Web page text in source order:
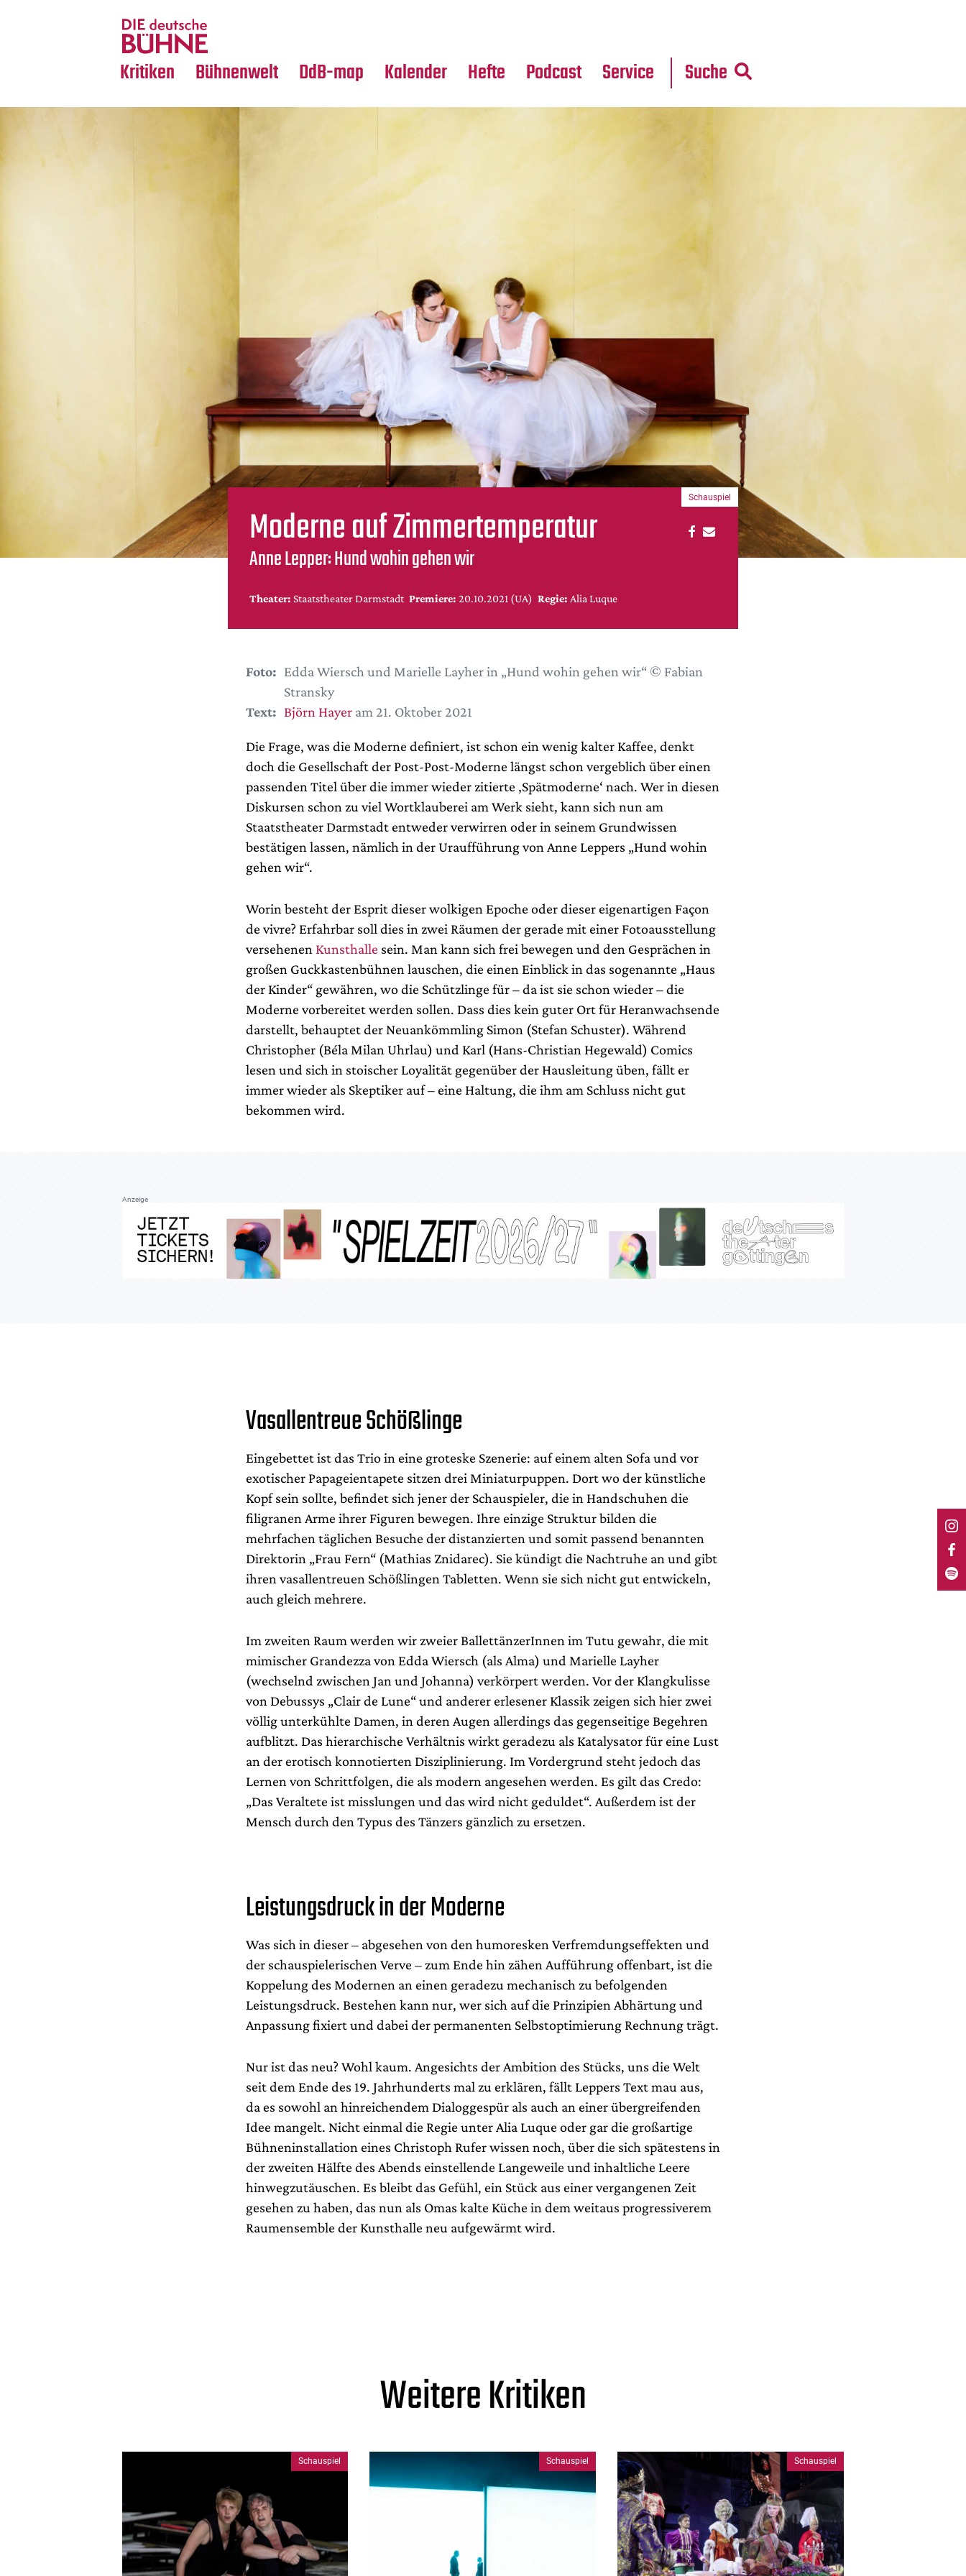
Kritiken
Crossover
Bühnenwelt
Medientipps
DdB-map Kalender Hefte Podcast Service Suche
Moderne auf Zimmertemperatur
Anne Lepper: Hund wohin gehen wir
Theater: Staatstheater Darmstadt Premiere: 20.10.2021 (UA) Regie: Alia Luque
Schauspiel
Foto: Edda Wiersch und Marielle Layher in „Hund wohin gehen wir“ © Fabian
Stransky
Text: Björn Hayeram 21. Oktober 2021
Die Frage, was die Moderne definiert, ist schon ein wenig kalter Kaffee, denkt
doch die Gesellschaft der Post-Post-Moderne längst schon vergeblich über einen
passenden Titel über die immer wieder zitierte ‚Spätmoderne‘ nach. Wer in diesen
Diskursen schon zu viel Wortklauberei am Werk sieht, kann sich nun am
Staatstheater Darmstadt entweder verwirren oder in seinem Grundwissen
bestätigen lassen, nämlich in der Uraufführung von Anne Leppers „Hund wohin
gehen wir“.
Worin besteht der Esprit dieser wolkigen Epoche oder dieser eigenartigen Façon
de vivre? Erfahrbar soll dies in zwei Räumen der gerade mit einer Fotoausstellung
versehenen Kunsthalle sein. Man kann sich frei bewegen und den Gesprächen in
großen Guckkastenbühnen lauschen, die einen Einblick in das sogenannte „Haus
der Kinder“ gewähren, wo die Schützlinge für – da ist sie schon wieder – die
Moderne vorbereitet werden sollen. Dass dies kein guter Ort für Heranwachsende
darstellt, behauptet der Neuankömmling Simon (Stefan Schuster). Während
Christopher (Béla Milan Uhrlau) und Karl (Hans-Christian Hegewald) Comics
lesen und sich in stoischer Loyalität gegenüber der Hausleitung üben, fällt er
immer wieder als Skeptiker auf – eine Haltung, die ihm am Schluss nicht gut
bekommen wird.
Anzeige
Vasallentreue Schößlinge
Eingebettet ist das Trio in eine groteske Szenerie: auf einem alten Sofa und vor
exotischer Papageientapete sitzen drei Miniaturpuppen. Dort wo der künstliche
Kopf sein sollte, befindet sich jener der Schauspieler, die in Handschuhen die
filigranen Arme ihrer Figuren bewegen. Ihre einzige Struktur bilden die
mehrfachen täglichen Besuche der distanzierten und somit passend benannten
Direktorin „Frau Fern“ (Mathias Znidarec). Sie kündigt die Nachtruhe an und gibt
ihren vasallentreuen Schößlingen Tabletten. Wenn sie sich nicht gut entwickeln,
auch gleich mehrere.
Im zweiten Raum werden wir zweier BallettänzerInnen im Tutu gewahr, die mit
mimischer Grandezza von Edda Wiersch (als Alma) und Marielle Layher
(wechselnd zwischen Jan und Johanna) verkörpert werden. Vor der Klangkulisse
von Debussys „Clair de Lune“ und anderer erlesener Klassik zeigen sich hier zwei
völlig unterkühlte Damen, in deren Augen allerdings das gegenseitige Begehren
aufblitzt. Das hierarchische Verhältnis wirkt geradezu als Katalysator für eine Lust
an der erotisch konnotierten Disziplinierung. Im Vordergrund steht jedoch das
Lernen von Schrittfolgen, die als modern angesehen werden. Es gilt das Credo:
„Das Veraltete ist misslungen und das wird nicht geduldet“. Außerdem ist der
Mensch durch den Typus des Tänzers gänzlich zu ersetzen.
Leistungsdruck in der Moderne
Was sich in dieser – abgesehen von den humoresken Verfremdungseffekten und
der schauspielerischen Verve – zum Ende hin zähen Aufführung offenbart, ist die
Koppelung des Modernen an einen geradezu mechanisch zu befolgenden
Leistungsdruck. Bestehen kann nur, wer sich auf die Prinzipien Abhärtung und
Anpassung fixiert und dabei der permanenten Selbstoptimierung Rechnung trägt.
Nur ist das neu? Wohl kaum. Angesichts der Ambition des Stücks, uns die Welt
seit dem Ende des 19. Jahrhunderts mal zu erklären, fällt Leppers Text mau aus,
da es sowohl an hinreichendem Dialoggespür als auch an einer übergreifenden
Idee mangelt. Nicht einmal die Regie unter Alia Luque oder gar die großartige
Bühneninstallation eines Christoph Rufer wissen noch, über die sich spätestens in
der zweiten Hälfte des Abends einstellende Langeweile und inhaltliche Leere
hinwegzutäuschen. Es bleibt das Gefühl, ein Stück aus einer vergangenen Zeit
gesehen zu haben, das nun als Omas kalte Küche in dem weitaus progressiverem
Raumensemble der Kunsthalle neu aufgewärmt wird.
Weitere Kritiken
Schauspiel Schauspiel Schauspiel